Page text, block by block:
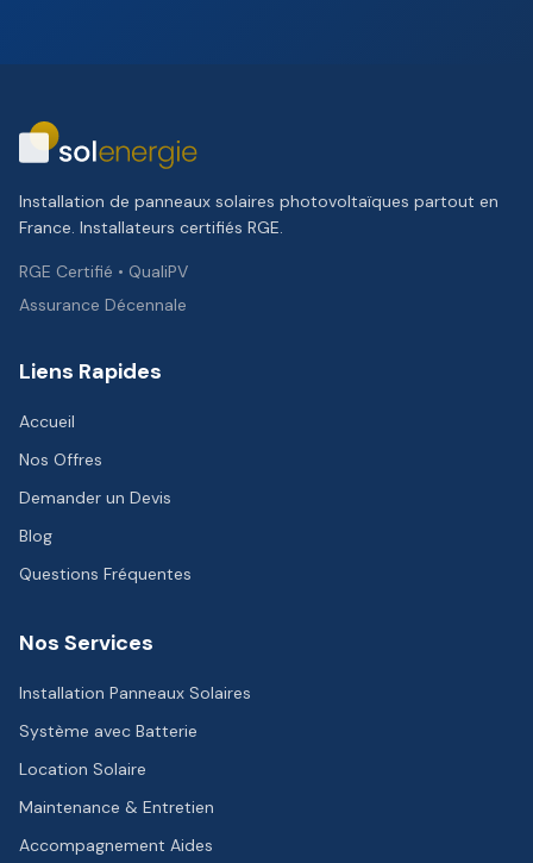
Installation de panneaux solaires photovoltaïques partout en
France. Installateurs certifiés RGE.
RGE Certifié • QualiPV
Assurance Décennale
Liens Rapides
Accueil
Nos Offres
Demander un Devis
Blog
Questions Fréquentes
Nos Services
Installation Panneaux Solaires
Système avec Batterie
Location Solaire
Maintenance & Entretien
Accompagnement Aides